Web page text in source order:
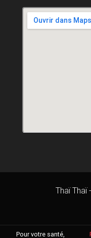
Thaï Thaï
Pour votre santé,